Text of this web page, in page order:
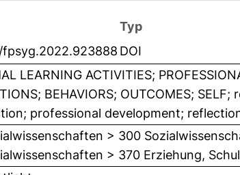
Typ
fpsyg.2022.923888 DOI
LEARNING ACTIVITIES;
BEHAVIORS; OUTCOMES;
professional development;
> 300
> 370 Erziehung,